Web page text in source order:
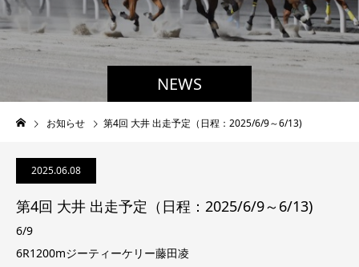
NEWS
お知らせ 第4回 大井 出走予定（日程：2025/6/9～6/13)
2025.06.08
第4回 大井 出走予定（日程：2025/6/9～6/13)
6/9
6R1200mジーティーケリー藤田凌